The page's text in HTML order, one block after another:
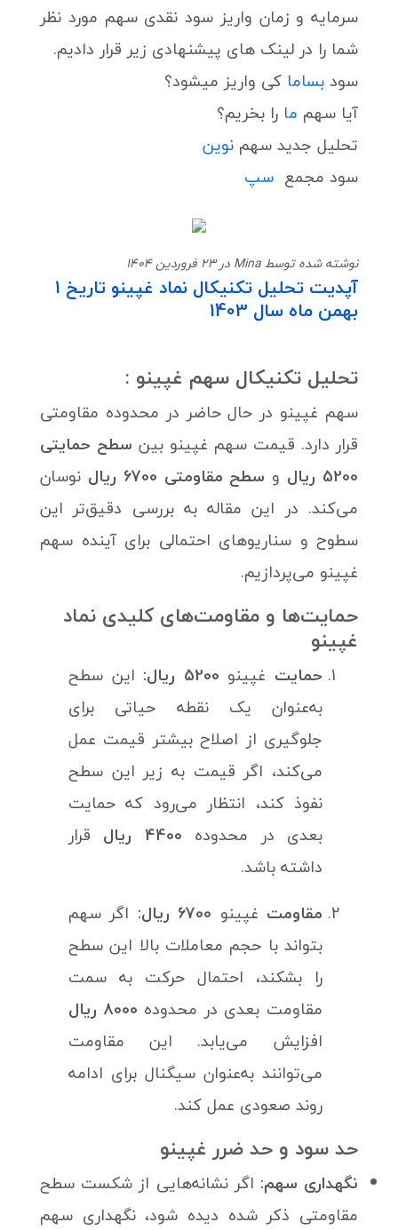
سرمایه و زمان واریز سود نقدی سهم مورد نظر
شما را در لینک های پیشنهادی زیر قرار دادیم.
سودبساما کی واریز میشود؟
آیا سهم ما را بخریم؟
تحلیل جدید سهم نوین
سود مجمع سپ
نوشته شده توسط Mina در 23 فروردین 1404
آپدیت تحلیل تکنیکال نماد غپینو تاریخ 1
بهمن ماه سال 1403
تحلیل تکنیکال سهم غپینو :
سهم غپینو در حال حاضر در محدوده مقاومتی
قرار دارد. قیمت سهم غپینو بین سطح حمایتی
5200 ریال
و سطح مقاومتی 6700 ریال
نوسان
می‌کند. در این مقاله به بررسی دقیق‌تر این
سطوح و سناریوهای احتمالی برای آینده سهم
غپینو می‌پردازیم.
حمایت‌ها و مقاومت‌های کلیدی نماد
غپینو
حمایت غپینو 5200 ریال:
این سطح
به‌عنوان یک نقطه حیاتی برای
جلوگیری از اصلاح بیشتر قیمت عمل
می‌کند، اگر قیمت به زیر این سطح
نفوذ کند، انتظار می‌رود که حمایت
بعدی در محدوده 4400 ریال
قرار
داشته باشد.
مقاومت غپینو 6700 ریال:
اگر سهم
بتواند با حجم معاملات بالا این سطح
را بشکند، احتمال حرکت به سمت
مقاومت بعدی در محدوده 8000 ریال
افزایش می‌یابد. این مقاومت‌
می‌توانند به‌عنوان سیگنال برای ادامه
روند صعودی عمل کند.
حد سود و حد ضرر غپینو
نگهداری سهم: اگر نشانه‌هایی از شکست سطح
مقاومتی ذکر شده دیده شود، نگهداری سهم